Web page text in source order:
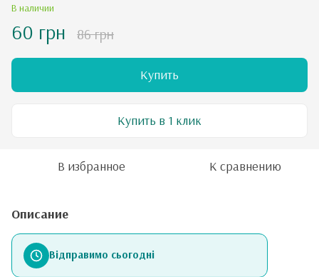
В наличии
60 грн 86 грн
Купить
Купить в 1 клик
В избранное К сравнению
Описание
Відправимо сьогодні